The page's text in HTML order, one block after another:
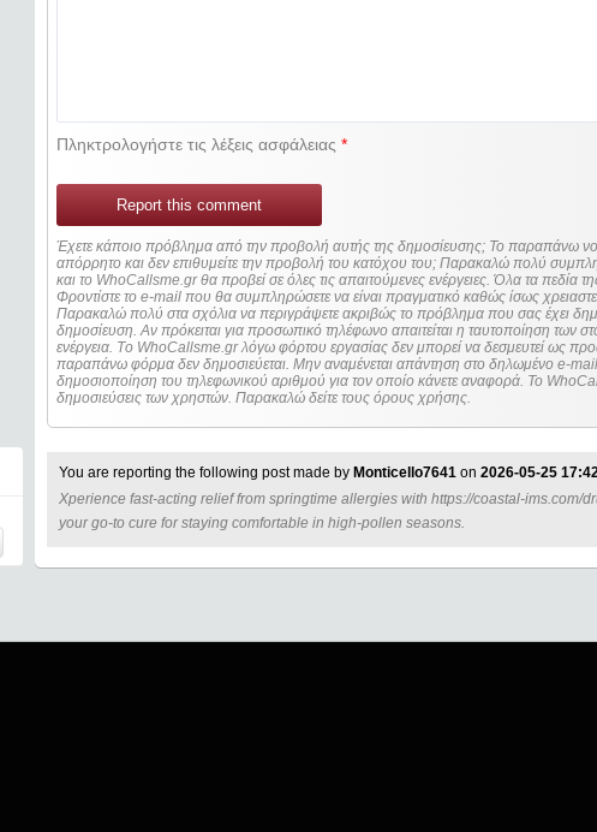
Πληκτρολογήστε τις λέξεις ασφάλειας*
Report this comment
Έχετε κάποιο πρόβλημα από την προβολή αυτής της δημοσίευσης; Το παραπάνω
απόρρητο και δεν επιθυμείτε την προβολή του κατόχου του; Παρακαλώ πολύ
και το WhoCallsme.gr θα προβεί σε όλες τις απαιτούμενες ενέργειες. Όλα τα πεδία
Φροντίστε το e-mail που θα συμπληρώσετε να είναι πραγματικό καθώς ίσως
Παρακαλώ πολύ στα σχόλια να περιγράψετε ακριβώς το πρόβλημα που σας έχει
δημοσίευση. Αν πρόκειται για προσωπικό τηλέφωνο απαιτείται η ταυτοποίηση των στοιχείων πριν από οποιοδήποτε
ενέργεια. Τo WhoCallsme.gr λόγω φόρτου εργασίας δεν μπορεί να δεσμευτεί ως
παραπάνω φόρμα δεν δημοσιεύεται. Μην αναμένεται απάντηση στο δηλωμένο e-mail
δημοσιοποίηση του τηλεφωνικού αριθμού για τον οποίο κάνετε αναφορά. Το
δημοσιεύσεις των χρηστών. Παρακαλώ δείτε τους όρους χρήσης.
You are reporting the following post made by Monticello7641 on 2026-05-25
Xperience fast-acting relief from springtime allergies with https://coastal-ims.com/
your go-to cure for staying comfortable in high-pollen seasons.